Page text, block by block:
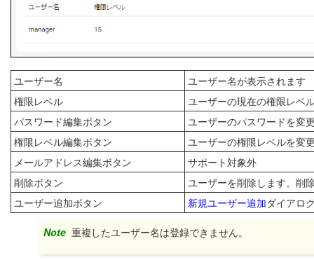
ユーザー名
ユーザー名が表示されます
権限レベル
ユーザーの現在の権限レベ
パスワード編集ボタン
ユーザーのパスワードを変
権限レベル編集ボタン
ユーザーの権限レベルを変
メールアドレス編集ボタン
サポート対象外
削除ボタン
ユーザーを削除します。削
ユーザー追加ボタン
新規ユーザー追加ダイアロ
Note 重複したユーザー名は登録できません。